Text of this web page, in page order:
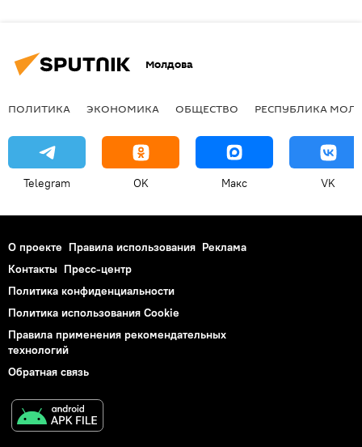
Молдова
ПОЛИТИКА ЭКОНОМИКА ОБЩЕСТВО РЕСПУБЛИКА
Telegram OK Макс VK
О проекте Правила использования Реклама
Контакты Пресс-центр
Политика конфиденциальности
Политика использования Cookie
Правила применения рекомендательных
технологий
Обратная связь